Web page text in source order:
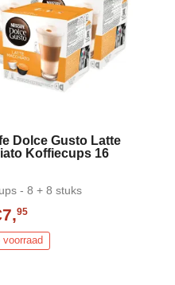
Dolce Gusto Latte
Koffiecups 16
- 8 + 8 stuks
95
voorraad